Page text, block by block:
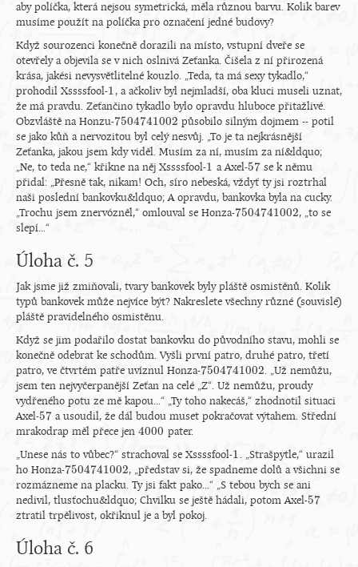
aby políčka, která nejsou symetrická, měla různou barvu. Kolik barev
musíme použít na políčka pro označení jedné budovy?
Když sourozenci konečně dorazili na místo, vstupní dveře se
otevřely a objevila se v nich oslnivá Zeťanka. Čišela z ní přirozená
krása, jakési nevysvětlitelné kouzlo. „Teda, ta má sexy tykadlo,“
prohodil Xssssfool-1
1, a ačkoliv byl nejmladší, oba kluci museli uznat,
že má pravdu. Zeťančino tykadlo bylo opravdu hluboce přitažlivé.
Obzvláště na Honzu-7504741002
7504741002
působilo silným dojmem -- potil
se jako kůň a nervozitou byl celý nesvůj. „To je ta nejkrásnější
Zeťanka, jakou jsem kdy viděl. Musím za ní, musím za ní&ldquo;
„Ne, to teda ne,“ křikne na něj Xssssfool-1
1 a Axel-57
57se k němu
přidal: „Přesně tak, nikam! Och, síro nebeská, vždyť ty jsi roztrhal
naši poslední bankovku&ldquo; A opravdu, bankovka byla na cucky.
„Trochu jsem znervózněl,“ omlouval se Honza-7504741002
7504741002
, „to se
slepí...“
Úloha č. 5
Jak jsme již zmiňovali, tvary bankovek byly pláště osmistěnů. Kolik
typů bankovek může nejvíce být? Nakreslete všechny různé (souvislé)
pláště pravidelného osmistěnu.
Když se jim podařilo dostat bankovku do původního stavu, mohli se
konečně odebrat ke schodům. Vyšli první patro, druhé patro, třetí
patro, ve čtvrtém patře uvíznul Honza-7504741002
7504741002
. „Už nemůžu,
jsem ten nejvyčerpanější Zeťan na celé „Z“. Už nemůžu, proudy
vydřeného potu ze mě kapou...“ „Ty toho nakecáš,“ zhodnotil situaci
Axel-57
57 a usoudil, že dál budou muset pokračovat výtahem. Střední
mrakodrap měl přece jen 4000
4000 pater.
„Unese nás to vůbec?“ strachoval se Xssssfool-1
1. „Strašpytle,“ urazil
ho Honza-7504741002
7504741002
, „představ si, že spadneme dolů a všichni se
rozmázneme na placku. Ty jsi fakt pako...“ „S tebou bych se ani
nedivil, tlusťochu&ldquo; Chvilku se ještě hádali, potom Axel-57
57
ztratil trpělivost, okřiknul je a byl pokoj.
Úloha č. 6